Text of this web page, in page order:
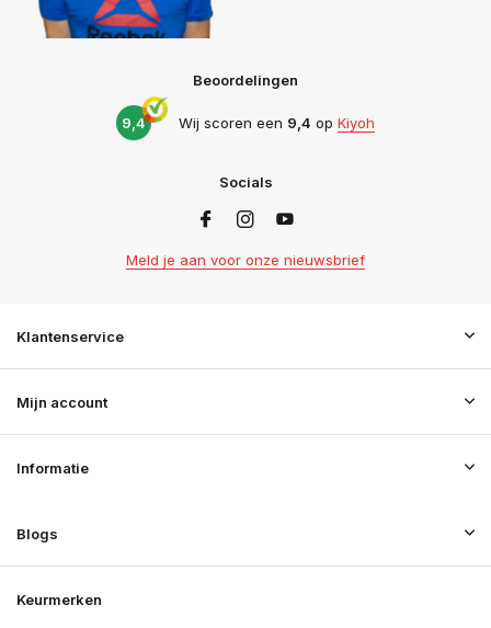
Beoordelingen
9,4 Wij scoren een 9,4 op Kiyoh
Socials
Meld je aan voor onze nieuwsbrief
Klantenservice
Mijn account
Informatie
Blogs
Keurmerken